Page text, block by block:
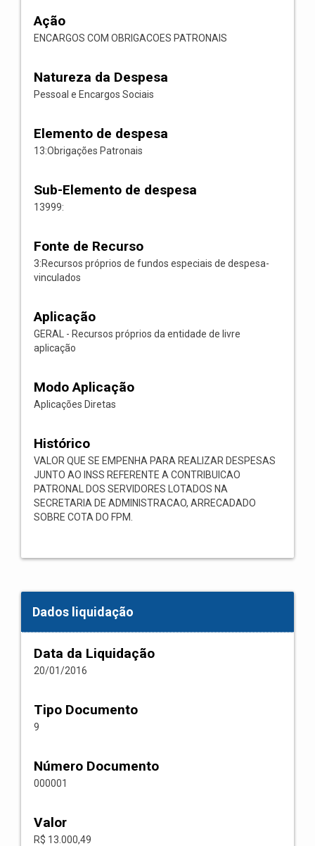
Ação
ENCARGOS COM OBRIGACOES PATRONAIS
Natureza da Despesa
Pessoal e Encargos Sociais
Elemento de despesa
13:Obrigações Patronais
Sub-Elemento de despesa
13999:
Fonte de Recurso
3:Recursos próprios de fundos especiais de despesa-
vinculados
Aplicação
GERAL - Recursos próprios da entidade de livre
aplicação
Modo Aplicação
Aplicações Diretas
Histórico
VALOR QUE SE EMPENHA PARA REALIZAR DESPESAS
JUNTO AO INSS REFERENTE A CONTRIBUICAO
PATRONAL DOS SERVIDORES LOTADOS NA
SECRETARIA DE ADMINISTRACAO, ARRECADADO
SOBRE COTA DO FPM.
Dados liquidação
Data da Liquidação
20/01/2016
Tipo Documento
9
Número Documento
000001
Valor
R$ 13.000,49